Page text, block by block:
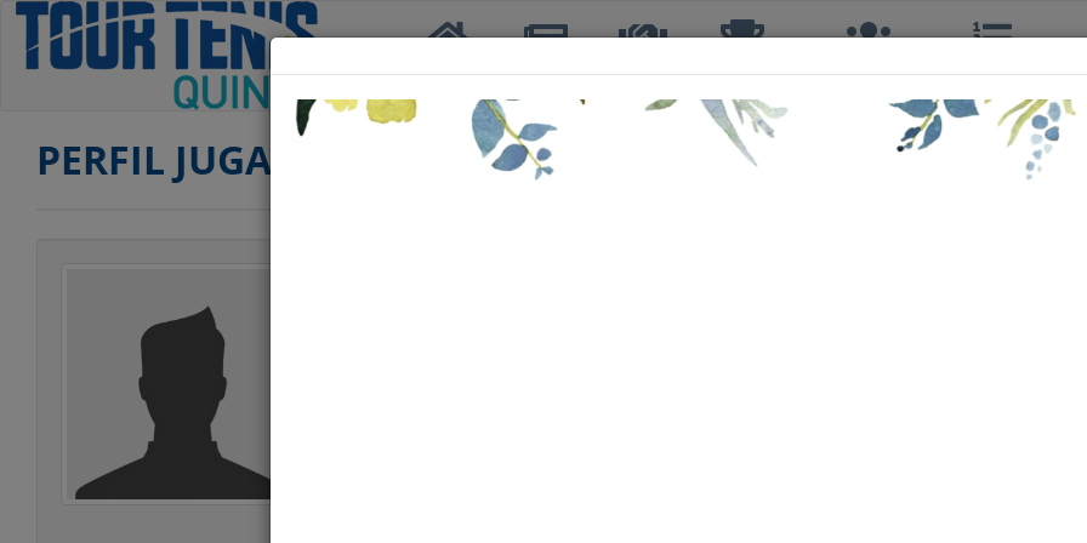
Inicio Noticias TTQ Torneos Interclubes Ranking
PERFIL JUGADOR